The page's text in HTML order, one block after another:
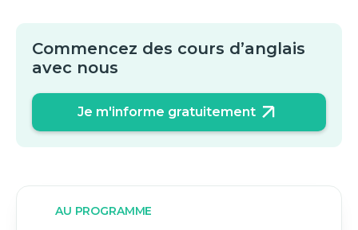
Commencez des cours d’anglais
avec nous
Je m'informe gratuitement
AU PROGRAMME